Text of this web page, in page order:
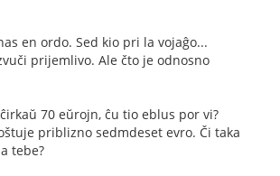
en ordo. Sed kio pri la vojaĝo...
prijemlivo. Ale čto je odnosno
70 eŭrojn, ĉu tio eblus por vi?
priblizno sedmdeset evro. Či taka
tebe?